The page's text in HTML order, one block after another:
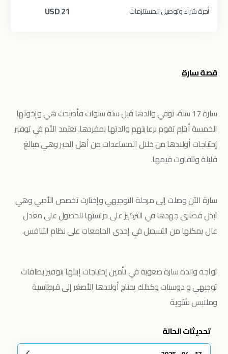
أجرة شراء وتوصيل المستلزمات 21
USD
قصة سارة
سارة 17 سنة، توفي والدها قبل ستة سنوات فأصبحت هي وإخوتها
الخمسة أيتام تقوم برعايتهم والدتها بمفردها. تعتمد الأم في توفير
إحتياجات أولادها من خلال المساعدات من أهل الخير وهي مبالغ
قليلة وتتفاوت قيمها.
سارة الآن وصلت إلى مرحلة التوجيهي وإختارت تخصص الأدبي وهي
تبذل قصارى جهدها في التركيز على دراستها للحصول على معدل
عال يمكنها من التسجيل في إحدى الجامعات على نظام التنافس.
تواجه والدة سارة صعوبة في تأمين إحتياجات إبنتها بتوفير بطاقات
توجيهي و دوسيات وكذلك يحتاج أولادها الأصغر إلى قرطاسية
وملابس شتوية
تحديثات الحالة